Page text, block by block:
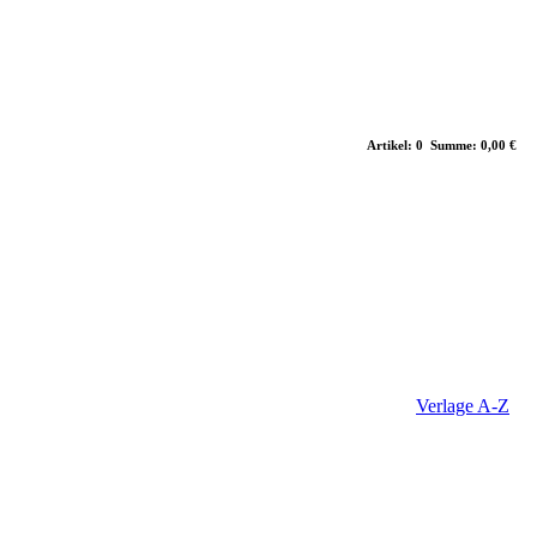
Artikel: 0 Summe: 0,00 €
Verlage A-Z